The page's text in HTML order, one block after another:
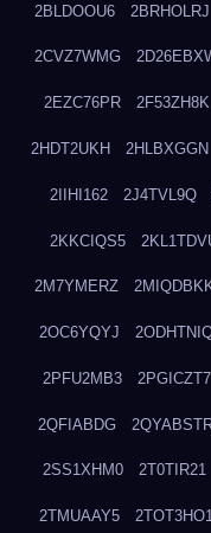
2BLDOOU6 2BRHOLRJ
2CVZ7WMG
2EZC76PR 2F53ZH8K
2HDT2UKH 2HLBXGGN
2IIHI162 2J4TVL9Q
2KKCIQS5
2M7YMERZ
2OC6YQYJ
2PFU2MB3 2PGICZT7
2QFIABDG
2SS1XHM0 2T0TIR21
2TMUAAY5